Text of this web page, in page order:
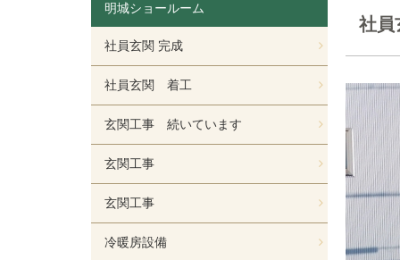
社
明城ショールーム
社員玄関 完成
社員玄関 着工
玄関工事 続いています
玄関工事
玄関工事
冷暖房設備